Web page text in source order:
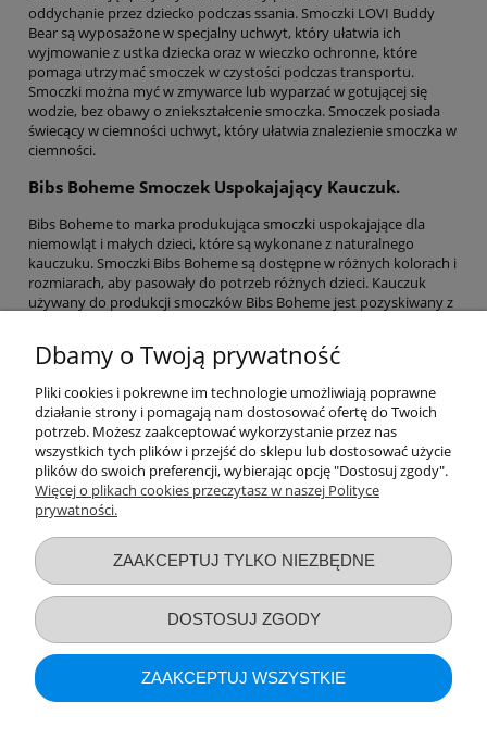
oddychanie przez dziecko podczas ssania. Smoczki LOVI Buddy
Bear są wyposażone w specjalny uchwyt, który ułatwia ich
wyjmowanie z ustka dziecka oraz w wieczko ochronne, które
pomaga utrzymać smoczek w czystości podczas transportu.
Smoczki można myć w zmywarce lub wyparzać w gotującej się
wodzie, bez obawy o zniekształcenie smoczka. Smoczek posiada
świecący w ciemności uchwyt, który ułatwia znalezienie smoczka w
ciemności.
Bibs Boheme Smoczek Uspokajający Kauczuk.
Bibs Boheme to marka produkująca smoczki uspokajające dla
niemowląt i małych dzieci, które są wykonane z naturalnego
kauczuku. Smoczki Bibs Boheme są dostępne w różnych kolorach i
rozmiarach, aby pasowały do potrzeb różnych dzieci. Kauczuk
używany do produkcji smoczków Bibs Boheme jest pozyskiwany z
Kauczuk ten jest bezpieczny dla niemowląt i jest wolny od
szkodliwych substancji chemicznych, takich jak BPA i ftalany.
skandynawskim stylem. Mają klasyczny, prosty wygląd, który jest
modny i pasuje do większości stylów ubierania niemowląt.
Smoczki Bibs Boheme są również zaprojektowane z myślą o
funkcjonalności - mają ergonomiczny kształt, który dopasowuje się
do kształtu ust dziecka i zapewnia maksymalny komfort.
Informacje o sklepie
Dbamy o Twoją prywatność
Pliki cookies i pokrewne im technologie umożliwiają poprawne
działanie strony i pomagają nam dostosować ofertę do Twoich
potrzeb. Możesz zaakceptować wykorzystanie przez nas
wszystkich tych plików i przejść do sklepu lub dostosować użycie
plików do swoich preferencji, wybierając opcję "Dostosuj zgody".
Więcej o plikach cookies przeczytasz w naszej Polityce
prywatności.
ZAAKCEPTUJ TYLKO NIEZBĘDNE
DOSTOSUJ ZGODY
ZAAKCEPTUJ WSZYSTKIE